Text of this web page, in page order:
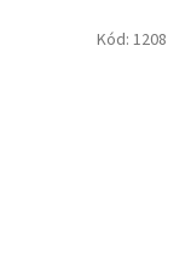
Kód: 1208